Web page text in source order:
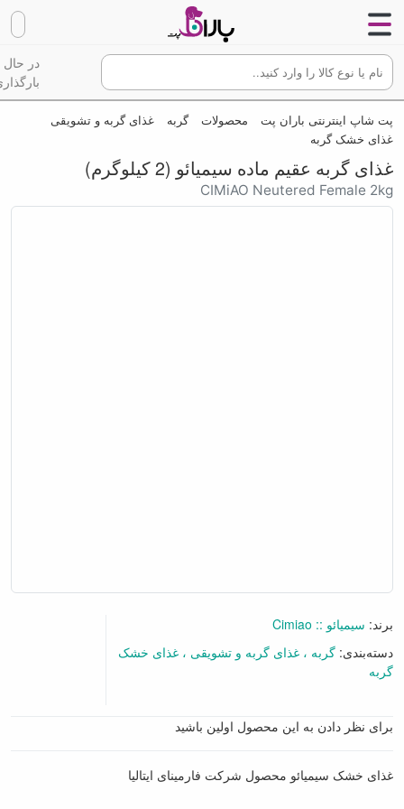
در حال
پت شاپ اینترنتی باران پت محصولات گربه
غذای گربه و تشویقی
غذای خشک گربه
غذای گربه عقیم ماده سیمیائو (2 کیلوگرم)
CIMiAO Neutered Female 2kg
برند: سیمیائو :: Cimiao
دسته‌بندی: گربه غذای گربه و تشویقی
غذای خشک
گربه
برای نظر دادن به این محصول اولین باشید
غذای خشک سیمیائو محصول شرکت فارمینای ایتالیا